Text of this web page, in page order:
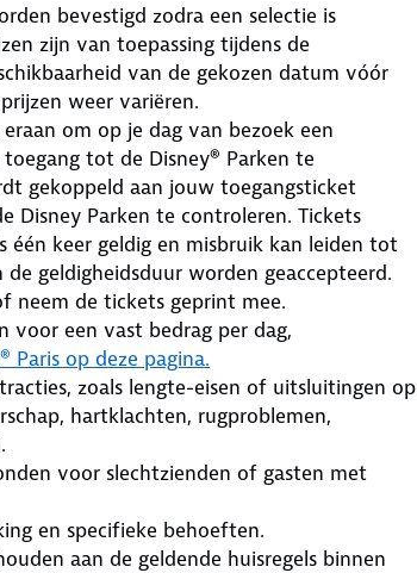
bevestigd zodra een selectie is
zijn van toepassing tijdens de
van de gekozen datum vóór
weer variëren.
om op je dag van bezoek een
tot de Disney® Parken te
gekoppeld aan jouw toegangsticket
Disney Parken te controleren. Tickets
één keer geldig en misbruik kan leiden tot
geldigheidsduur worden geaccepteerd.
neem de tickets geprint mee.
voor een vast bedrag per dag,
op deze pagina.
zoals lengte-eisen of uitsluitingen op
hartklachten, rugproblemen,
voor slechtzienden of gasten met
en specifieke behoeften.
aan de geldende huisregels binnen